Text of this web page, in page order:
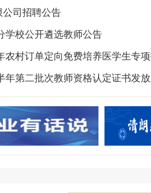
公司招聘公告
学校公开遴选教师公告